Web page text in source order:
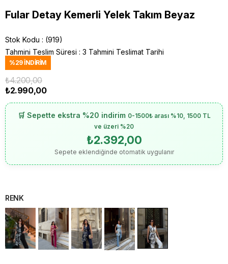
Fular Detay Kemerli Yelek Takım Beyaz
Stok Kodu
(919)
Tahmini Teslim Süresi : 3 Tahmini Teslimat Tarihi
%29İNDIRIM
₺4.200,00
₺2.990,00
🛒 Sepette ekstra %20 indirim 0-1500₺ arası %10, 1500 TL
ve üzeri %20
₺2.392,00
Sepete eklendiğinde otomatik uygulanır
RENK